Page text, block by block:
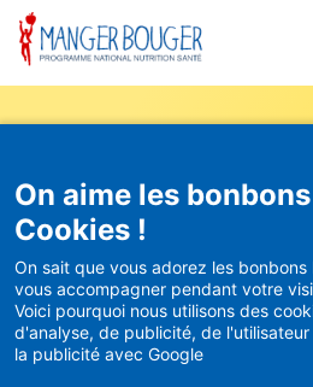
Newsletter
HARIBO
Recevez en avant-première nos
bons plans et actualités
On aime les
Cookies !
On sait que vous adorez les bonbons
vous accompagner pendant votre
Voici pourquoi nous utilisons des
d'analyse, de publicité, de
la publicité avec Google